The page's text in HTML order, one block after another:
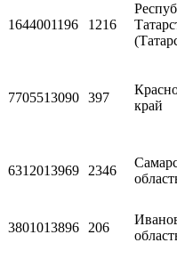
1644001196 1216
7705513090 397
край
6312013969 2346
3801013896 206